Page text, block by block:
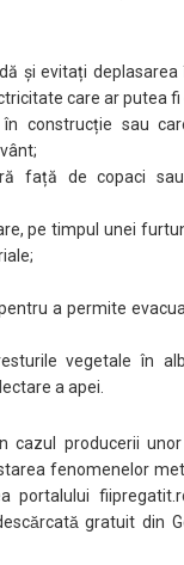
și evitați deplasarea
care ar putea fi
construcție sau
față de copaci
pe timpul unei
a permite
vegetale în
a apei.
cazul producerii
fenomenelor
portalului
gratuit din